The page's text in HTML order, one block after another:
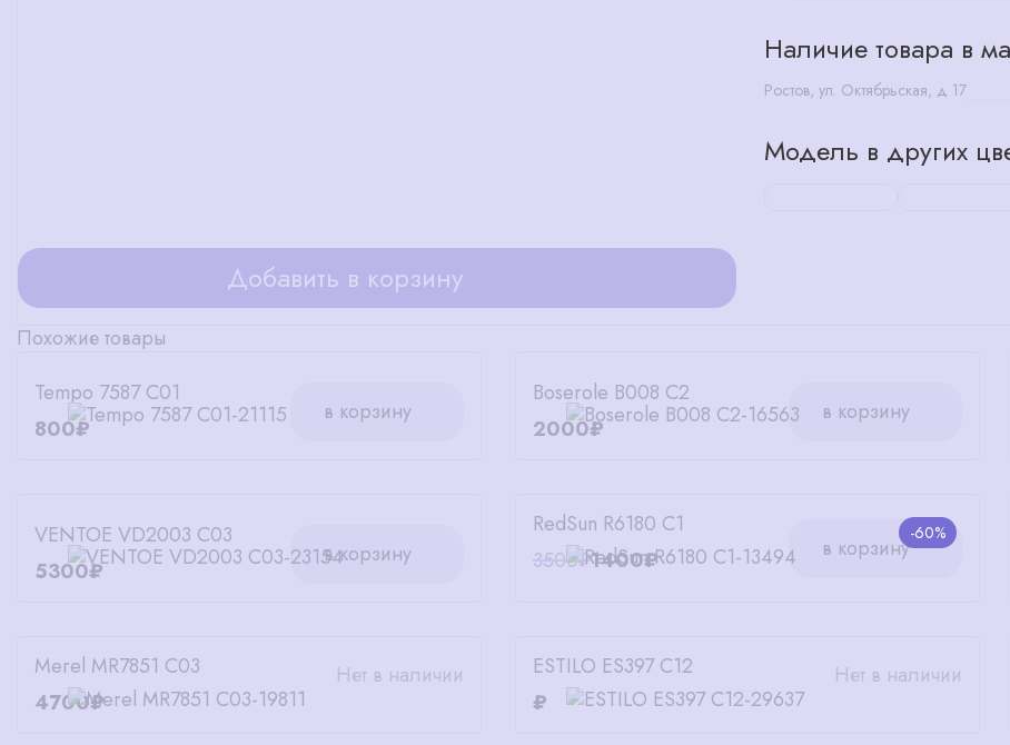
Наличие товара в
Ростов, ул. Октябрьская, д 17
Модель в других
Добавить в корзину
Похожие товары
Tempo 7587 C01
800₽
в корзину
Boserole B008 C2
2000₽
в корзину
VENTOE VD2003 C03
5300₽
в корзину
-60%
RedSun R6180 C1
3500₽1400₽ в корзину
Merel MR7851 C03
4700₽
Нет в наличии
ESTILO ES397 C12
₽
Нет в наличии